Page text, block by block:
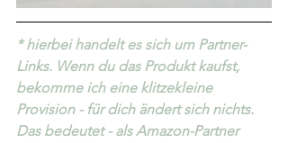
* hierbei handelt es sich um Partner-
Links. Wenn du das Produkt kaufst,
bekomme ich eine klitzekleine
Provision - für dich ändert sich nichts.
Das bedeutet - als Amazon-Partner